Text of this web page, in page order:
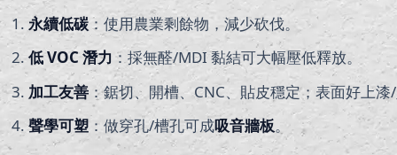
永續低碳：使用農業剩餘物，減少砍伐。
低 VOC 潛力 ：採無醛/MDI 黏結可大幅壓低釋放。
加工友善 ：鋸切、開槽、CNC、貼皮穩定；表面好上
聲學可塑 ：做穿孔/槽孔可成吸音牆板。